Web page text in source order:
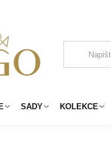
SADY KOLEKCE